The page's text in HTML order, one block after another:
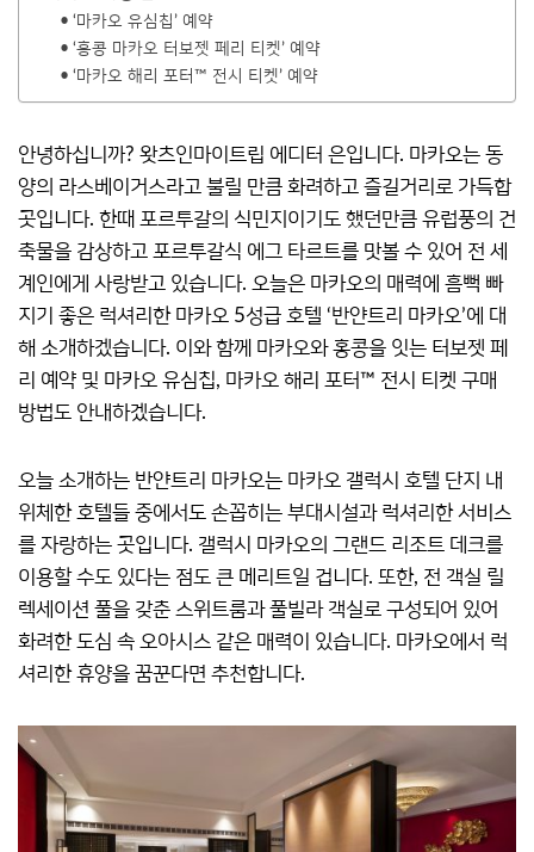
‘마카오 유심칩’ 예약
‘홍콩 마카오 터보젯 페리 티켓’ 예약
‘마카오 해리 포터™ 전시 티켓’ 예약
안녕하십니까? 왓츠인마이트립 에디터 은입니다. 마카오는 동
양의 라스베이거스라고 불릴 만큼 화려하고 즐길거리로 가득합
곳입니다. 한때 포르투갈의 식민지이기도 했던만큼 유럽풍의 건
축물을 감상하고 포르투갈식 에그 타르트를 맛볼 수 있어 전 세
계인에게 사랑받고 있습니다. 오늘은 마카오의 매력에 흠뻑 빠
지기 좋은 럭셔리한 마카오 5성급 호텔 ‘반얀트리 마카오’에 대
해 소개하겠습니다. 이와 함께 마카오와 홍콩을 잇는 터보젯 페
리 예약 및 마카오 유심칩, 마카오 해리 포터™ 전시 티켓 구매
방법도 안내하겠습니다.
오늘 소개하는 반얀트리 마카오는 마카오 갤럭시 호텔 단지 내
위체한 호텔들 중에서도 손꼽히는 부대시설과 럭셔리한 서비스
를 자랑하는 곳입니다. 갤럭시 마카오의 그랜드 리조트 데크를
이용할 수도 있다는 점도 큰 메리트일 겁니다. 또한, 전 객실 릴
렉세이션 풀을 갖춘 스위트룸과 풀빌라 객실로 구성되어 있어
화려한 도심 속 오아시스 같은 매력이 있습니다. 마카오에서 럭
셔리한 휴양을 꿈꾼다면 추천합니다.